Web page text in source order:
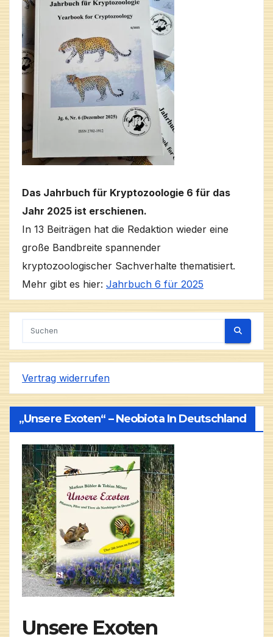
Das Jahrbuch für Kryptozoologie 6 für das
Jahr 2025 ist erschienen.
In 13 Beiträgen hat die Redaktion wieder eine
große Bandbreite spannender
kryptozoologischer Sachverhalte thematisiert.
Mehr gibt es hier: Jahrbuch 6 für 2025
Vertrag widerrufen
„Unsere Exoten“ – Neobiota In Deutschland
Unsere Exoten